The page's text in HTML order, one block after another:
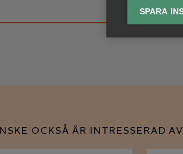

SPARA
OCKSÅ ÄR INTRESSERAD